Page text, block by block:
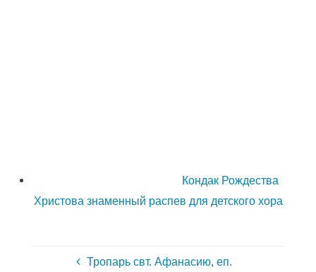
Кондак Рождества
Христова знаменный распев для детского хора
Тропарь свт. Афанасию, еп.